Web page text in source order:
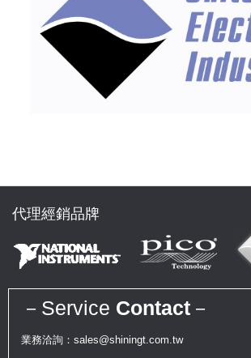
代理經銷品牌
－Service Contact －
業務洽詢：sales@shiningt.com.tw